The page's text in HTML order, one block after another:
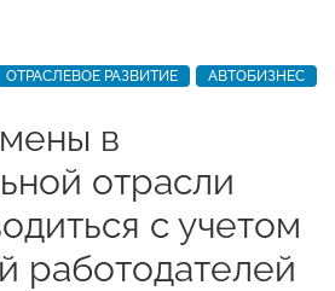
ОТРАСЛЕВОЕ РАЗВИТИЕ АВТОБИЗНЕС
в
отрасли
с учетом
работодателей